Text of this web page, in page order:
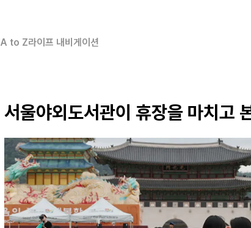
A to Z라이프 내비게이션
서울야외도서관이 휴장을 마치고